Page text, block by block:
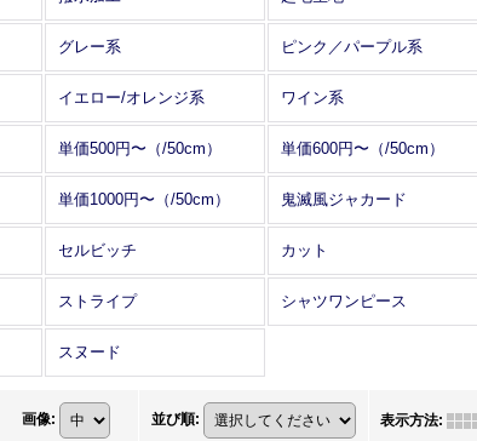
グレー系 ピンク／パープル系
イエロー/オレンジ系 ワイン系
単価500円〜（/50cm） 単価600円〜（/50cm）
単価1000円〜（/50cm） 鬼滅風ジャカード
セルビッチ カット
ストライプ シャツワンピース
スヌード
画像: 並び順: 表示方法: